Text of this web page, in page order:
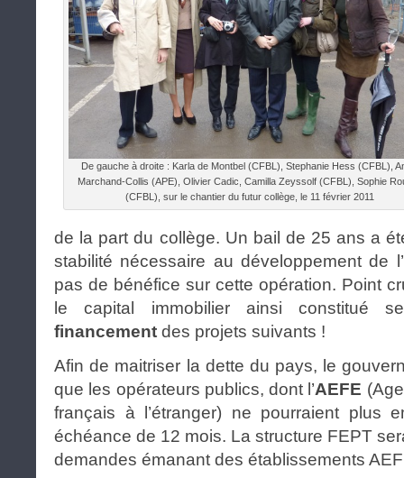
De gauche à droite : Karla de Montbel (CFBL), Stephanie Hess (CFBL),
Marchand-Collis (APE), Olivier Cadic, Camilla Zeyssolf (CFBL), Sophie
(CFBL), sur le chantier du futur collège, le 11 février 2011
de la part du collège. Un bail de 25 ans a
stabilité nécessaire au développement de
pas de bénéfice sur cette opération. Point
le capital immobilier ainsi constitué
financement des projets suivants !
Afin de maitriser la dette du pays, le
que les opérateurs publics, dont l’AEFE
français à l’étranger) ne pourraient plus
échéance de 12 mois. La structure FEPT
demandes émanant des établissements